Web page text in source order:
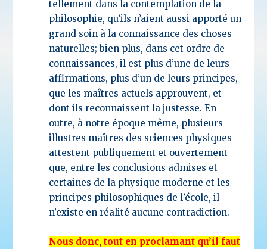
tellement dans la contemplation de la
philosophie, qu’ils n’aient aussi apporté un
grand soin à la connaissance des choses
naturelles; bien plus, dans cet ordre de
connaissances, il est plus d’une de leurs
affirmations, plus d’un de leurs principes,
que les maîtres actuels approuvent, et
dont ils reconnaissent la justesse. En
outre, à notre époque même, plusieurs
illustres maîtres des sciences physiques
attestent publiquement et ouvertement
que, entre les conclusions admises et
certaines de la physique moderne et les
principes philosophiques de l’école, il
n’existe en réalité aucune contradiction.
Nous donc, tout en proclamant qu’il faut